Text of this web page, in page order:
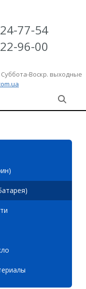
77-54
96-00
Суббота-Воскр. выходные